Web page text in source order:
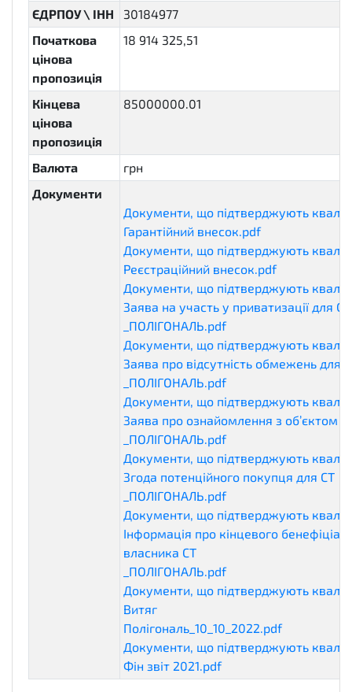
ЄДРПОУ \ ІНН
30184977
Початкова
цінова
пропозиція
18 914 325,51
Кінцева
цінова
пропозиція
85000000.01
Валюта
грн
Документи
Документи, що підтверджують
Гарантійний внесок.pdf
Документи, що підтверджують
Реєстраційний внесок.pdf
Документи, що підтверджують
Заява на участь у приватизації для СТ
_ПОЛІГОНАЛЬ.pdf
Документи, що підтверджують
Заява про відсутність обмежень для
_ПОЛІГОНАЛЬ.pdf
Документи, що підтверджують
Заява про ознайомлення з об’єктом
_ПОЛІГОНАЛЬ.pdf
Документи, що підтверджують
Згода потенційного покупця для СТ
_ПОЛІГОНАЛЬ.pdf
Документи, що підтверджують
Інформація про кінцевого
власника СТ
_ПОЛІГОНАЛЬ.pdf
Документи, що підтверджують
Витяг
Полігональ_10_10_2022.pdf
Документи, що підтверджують
Фін звіт 2021.pdf